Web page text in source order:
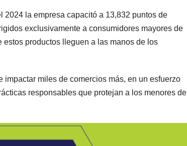
2024 la empresa capacitó a 13,832 puntos de
exclusivamente a consumidores mayores de
productos lleguen a las manos de los
miles de comercios más, en un esfuerzo
responsables que protejan a los menores de